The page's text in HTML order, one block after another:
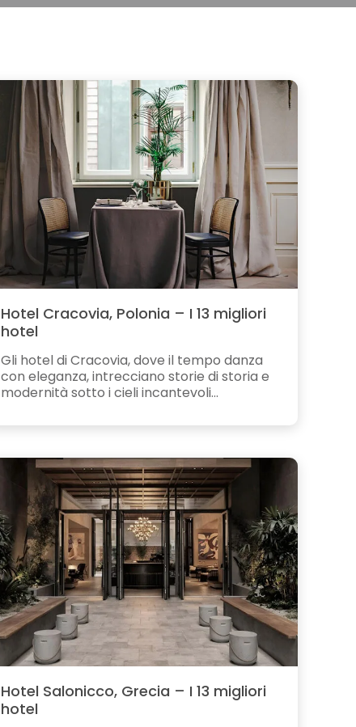
Hotel Cracovia, Polonia – I 13 migliori
hotel
Gli hotel di Cracovia, dove il tempo danza
con eleganza, intrecciano storie di storia e
modernità sotto i cieli incantevoli...
Hotel Salonicco, Grecia – I 13 migliori
hotel